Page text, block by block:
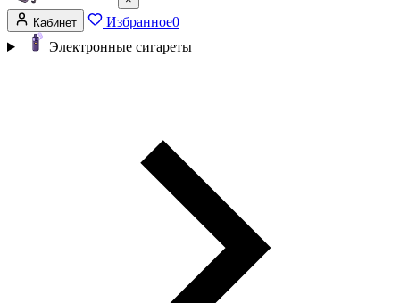
Кабинет
Избранное0
Электронные сигареты